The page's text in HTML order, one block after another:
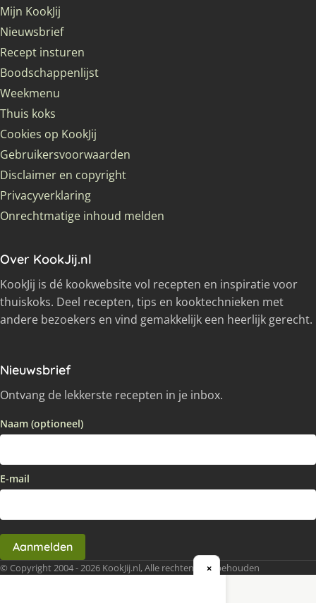
Mijn KookJij
Nieuwsbrief
Recept insturen
Boodschappenlijst
Weekmenu
Thuis koks
Cookies op KookJij
Gebruikersvoorwaarden
Disclaimer en copyright
Privacyverklaring
Onrechtmatige inhoud melden
Over KookJij.nl
KookJij is dé kookwebsite vol recepten en inspiratie voor
thuiskoks. Deel recepten, tips en kooktechnieken met
andere bezoekers en vind gemakkelijk een heerlijk gerecht.
Nieuwsbrief
Ontvang de lekkerste recepten in je inbox.
Naam (optioneel)
E-mail
Aanmelden
© Copyright 2004 - 2026 KookJij.nl, Alle rechten voorbehouden
×